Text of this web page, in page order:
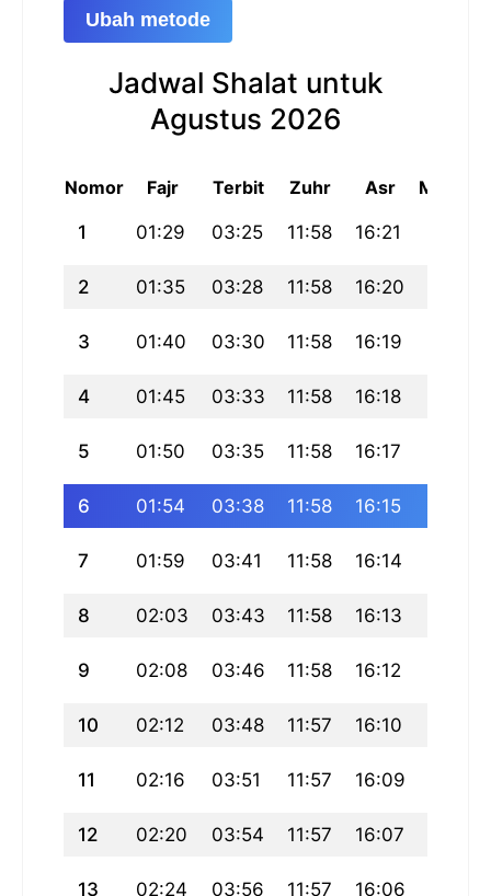
Ubah metode
Jadwal Shalat untuk
Agustus 2026
Nomor Fajr Terbit Zuhr Asr Maghrib
1 01:29 03:25 11:58 16:21
2 01:35 03:28 11:58 16:20
3 01:40 03:30 11:58 16:19
4 01:45 03:33 11:58 16:18
5 01:50 03:35 11:58 16:17
6 01:54 03:38 11:58 16:15
7 01:59 03:41 11:58 16:14
8 02:03 03:43 11:58 16:13
9 02:08 03:46 11:58 16:12
10 02:12 03:48 11:57 16:10
11 02:16 03:51 11:57 16:09
12 02:20 03:54 11:57 16:07
13 02:24 03:56 11:57 16:06